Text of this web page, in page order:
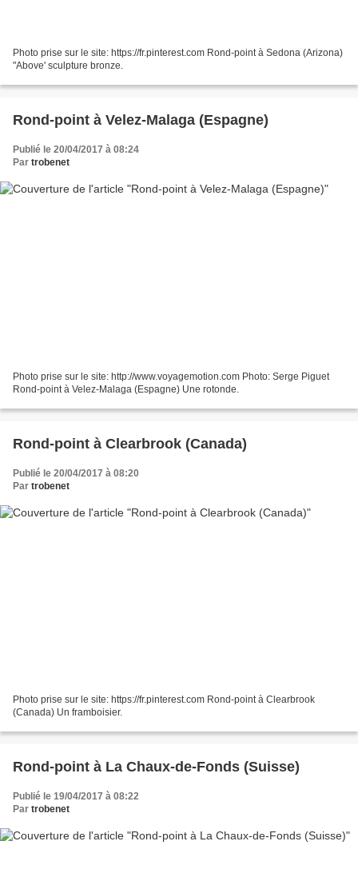
Photo prise sur le site: https://fr.pinterest.com Rond-point à Sedona (Arizona)
"Above' sculpture bronze.
Rond-point à Velez-Malaga (Espagne)
Publié le 20/04/2017 à 08:24
Par trobenet
Photo prise sur le site: http://www.voyagemotion.com Photo: Serge Piguet
Rond-point à Velez-Malaga (Espagne) Une rotonde.
Rond-point à Clearbrook (Canada)
Publié le 20/04/2017 à 08:20
Par trobenet
Photo prise sur le site: https://fr.pinterest.com Rond-point à Clearbrook
(Canada) Un framboisier.
Rond-point à La Chaux-de-Fonds (Suisse)
Publié le 19/04/2017 à 08:22
Par trobenet